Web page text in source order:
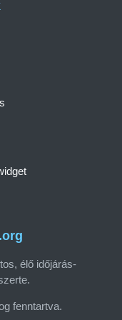
élő időjárás-
fenntartva.